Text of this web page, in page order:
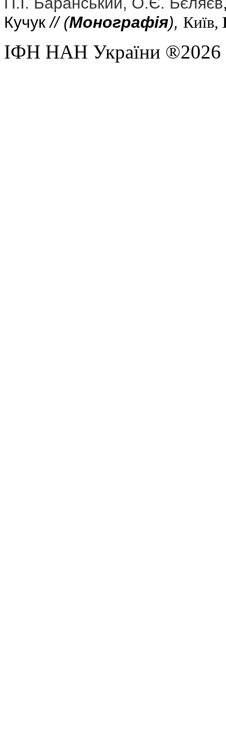
Кучук// (Монографія), Київ,
ІФН НАН України ®2026